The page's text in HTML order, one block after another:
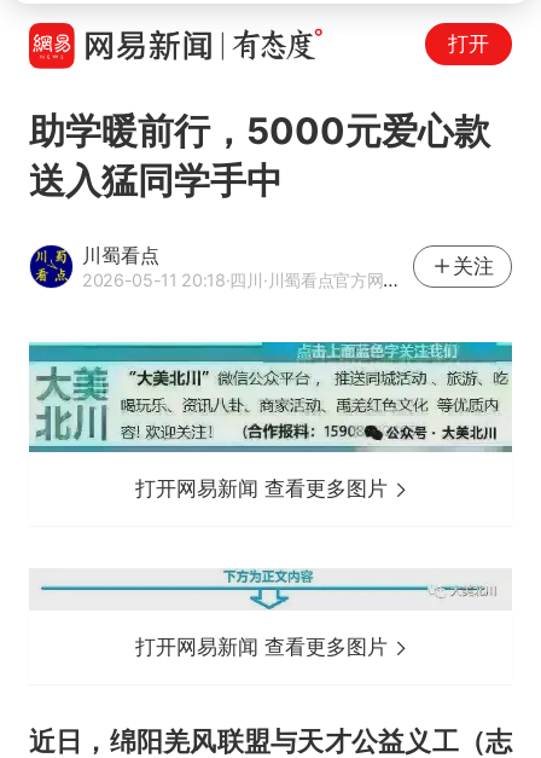
打开
助学暖前行，5000元爱心款
送入猛同学手中
川蜀看点
2026-05-11 20:18·四川·川蜀看点官方网易号
关注
打开网易新闻 查看更多图片
打开网易新闻 查看更多图片
近日，绵阳羌风联盟与天才公益义工（志